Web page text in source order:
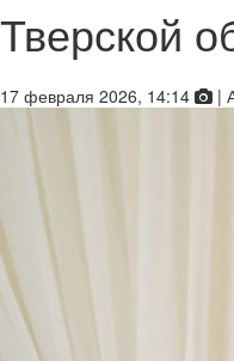
Тверской
17 февраля 2026, 14:14 |